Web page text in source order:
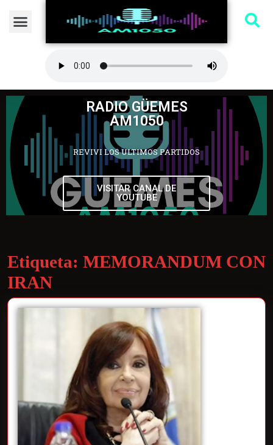
RADIO GÜEMES
AM1050
REVIVI LOS ULTIMOS PARTIDOS
VISITAR CANAL DE
YOUTUBE
Etiqueta: MEMORANDUM CON
IRAN